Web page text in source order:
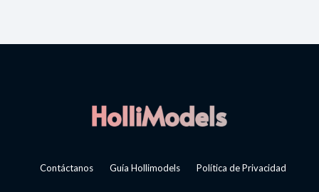
Contáctanos Guía Hollimodels Política de Privacidad